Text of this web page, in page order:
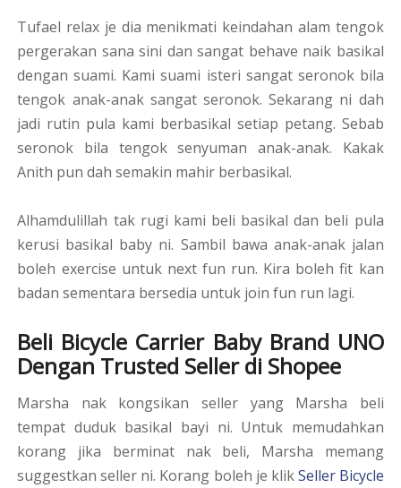
Tufael relax je dia menikmati keindahan alam tengok
pergerakan sana sini dan sangat behave naik basikal
dengan suami. Kami suami isteri sangat seronok bila
tengok anak-anak sangat seronok. Sekarang ni dah
jadi rutin pula kami berbasikal setiap petang. Sebab
seronok bila tengok senyuman anak-anak. Kakak
Anith pun dah semakin mahir berbasikal.
Alhamdulillah tak rugi kami beli basikal dan beli pula
kerusi basikal baby ni. Sambil bawa anak-anak jalan
boleh exercise untuk next fun run. Kira boleh fit kan
badan sementara bersedia untuk join fun run lagi.
Beli Bicycle Carrier Baby Brand UNO
Dengan Trusted Seller di Shopee
Marsha nak kongsikan seller yang Marsha beli
tempat duduk basikal bayi ni. Untuk memudahkan
korang jika berminat nak beli, Marsha memang
suggestkan seller ni. Korang boleh je klikSeller Bicycle